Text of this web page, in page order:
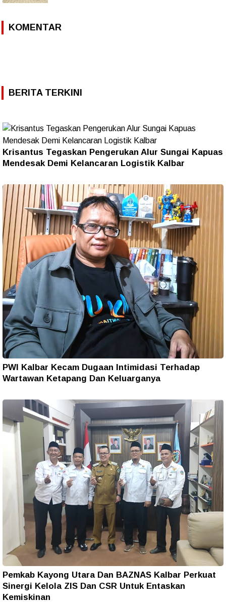
KOMENTAR
BERITA TERKINI
Krisantus Tegaskan Pengerukan Alur Sungai Kapuas
Mendesak Demi Kelancaran Logistik Kalbar
PWI Kalbar Kecam Dugaan Intimidasi Terhadap
Wartawan Ketapang Dan Keluarganya
Pemkab Kayong Utara Dan BAZNAS Kalbar Perkuat
Sinergi Kelola ZIS Dan CSR Untuk Entaskan
Kemiskinan